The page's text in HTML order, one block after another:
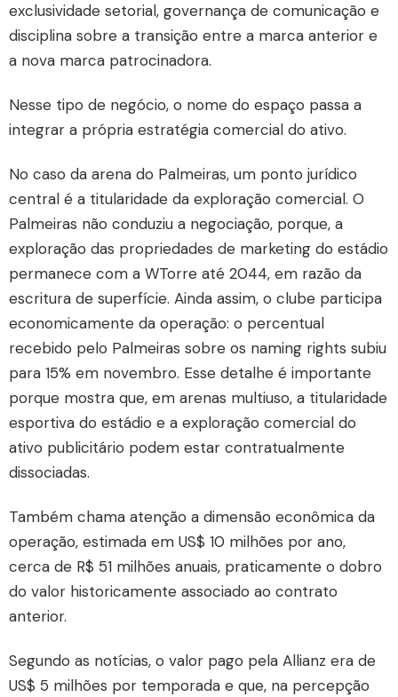
exclusividade setorial, governança de comunicação e
disciplina sobre a transição entre a marca anterior e
a nova marca patrocinadora.
Nesse tipo de negócio, o nome do espaço passa a
integrar a própria estratégia comercial do ativo.
No caso da arena do Palmeiras, um ponto jurídico
central é a titularidade da exploração comercial. O
Palmeiras não conduziu a negociação, porque, a
exploração das propriedades de marketing do estádio
permanece com a WTorre até 2044, em razão da
escritura de superfície. Ainda assim, o clube participa
economicamente da operação: o percentual
recebido pelo Palmeiras sobre os naming rights subiu
para 15% em novembro. Esse detalhe é importante
porque mostra que, em arenas multiuso, a titularidade
esportiva do estádio e a exploração comercial do
ativo publicitário podem estar contratualmente
dissociadas.
Também chama atenção a dimensão econômica da
operação, estimada em US$ 10 milhões por ano,
cerca de R$ 51 milhões anuais, praticamente o dobro
do valor historicamente associado ao contrato
anterior.
Segundo as notícias, o valor pago pela Allianz era de
US$ 5 milhões por temporada e que, na percepção